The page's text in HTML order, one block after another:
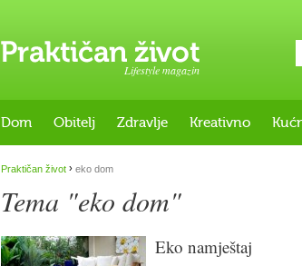
Lifestyle magazin
Dom Obitelj Zdravlje Kreativno
Praktičan život › eko dom
Tema "eko dom"
Eko namještaj